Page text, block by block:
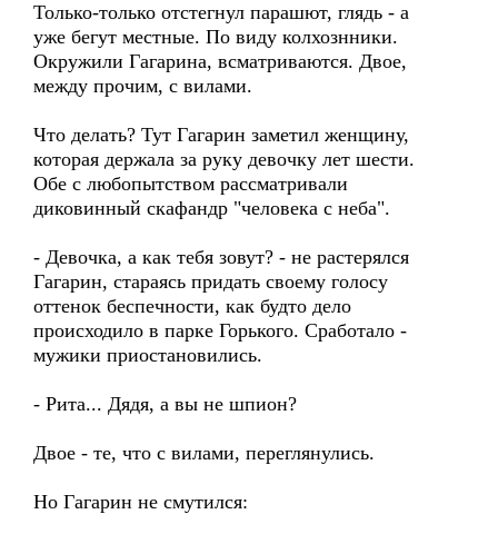
Только-только отстегнул парашют, глядь - а
уже бегут местные. По виду колхознники.
Окружили Гагарина, всматриваются. Двое,
между прочим, с вилами.
Что делать? Тут Гагарин заметил женщину,
которая держала за руку девочку лет шести.
Обе с любопытством рассматривали
диковинный скафандр "человека с неба".
- Девочка, а как тебя зовут? - не растерялся
Гагарин, стараясь придать своему голосу
оттенок беспечности, как будто дело
происходило в парке Горького. Сработало -
мужики приостановились.
- Рита... Дядя, а вы не шпион?
Двое - те, что с вилами, переглянулись.
Но Гагарин не смутился: